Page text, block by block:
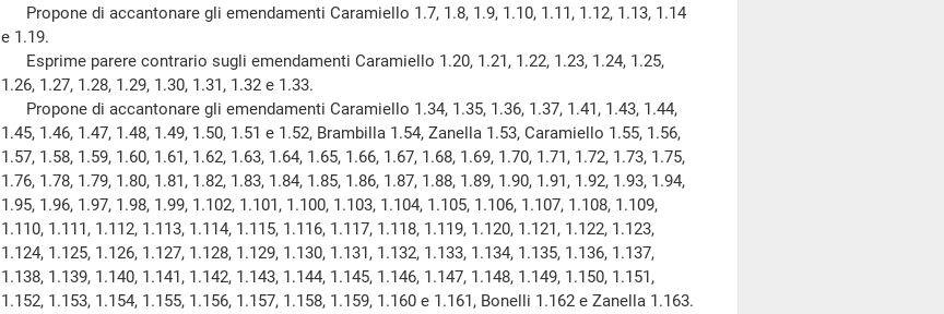
Propone di accantonare gli emendamenti Caramiello 1.7, 1.8, 1.9, 1.10, 1.11, 1.12, 1.13, 1.14
e 1.19.
Esprime parere contrario sugli emendamenti Caramiello 1.20, 1.21, 1.22, 1.23, 1.24, 1.25,
1.26, 1.27, 1.28, 1.29, 1.30, 1.31, 1.32 e 1.33.
Propone di accantonare gli emendamenti Caramiello 1.34, 1.35, 1.36, 1.37, 1.41, 1.43, 1.44,
1.45, 1.46, 1.47, 1.48, 1.49, 1.50, 1.51 e 1.52, Brambilla 1.54, Zanella 1.53, Caramiello 1.55, 1.56,
1.57, 1.58, 1.59, 1.60, 1.61, 1.62, 1.63, 1.64, 1.65, 1.66, 1.67, 1.68, 1.69, 1.70, 1.71, 1.72, 1.73, 1.75,
1.76, 1.78, 1.79, 1.80, 1.81, 1.82, 1.83, 1.84, 1.85, 1.86, 1.87, 1.88, 1.89, 1.90, 1.91, 1.92, 1.93, 1.94,
1.95, 1.96, 1.97, 1.98, 1.99, 1.102, 1.101, 1.100, 1.103, 1.104, 1.105, 1.106, 1.107, 1.108, 1.109,
1.110, 1.111, 1.112, 1.113, 1.114, 1.115, 1.116, 1.117, 1.118, 1.119, 1.120, 1.121, 1.122, 1.123,
1.124, 1.125, 1.126, 1.127, 1.128, 1.129, 1.130, 1.131, 1.132, 1.133, 1.134, 1.135, 1.136, 1.137,
1.138, 1.139, 1.140, 1.141, 1.142, 1.143, 1.144, 1.145, 1.146, 1.147, 1.148, 1.149, 1.150, 1.151,
1.152, 1.153, 1.154, 1.155, 1.156, 1.157, 1.158, 1.159, 1.160 e 1.161, Bonelli 1.162 e Zanella 1.163.